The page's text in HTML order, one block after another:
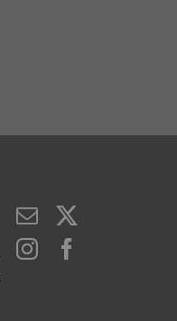
E-
Mail
Instagram